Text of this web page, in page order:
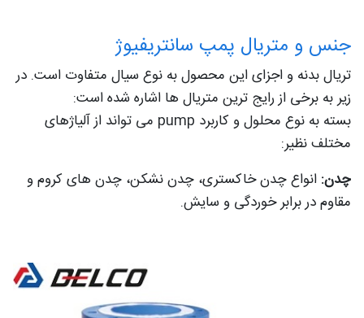
جنس و متریال پمپ سانتریفیوژ
تریال بدنه و اجزای این محصول به نوع سیال متفاوت است. در
زیر به برخی از رایج ترین متریال ها اشاره شده است:
بسته به نوع محلول و کاربرد pump می تواند از آلیاژهای
مختلف نظیر:
چدن: انواع چدن خاکستری، چدن نشکن، چدن های کروم و
مقاوم در برابر خوردگی و سایش.